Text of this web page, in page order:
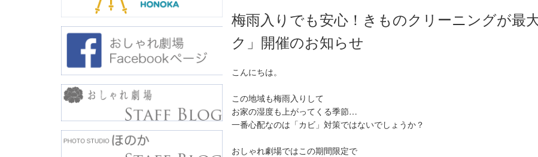
梅雨入りでも安心！きものクリーニングが
ク」開催のお知らせ
こんにちは。
この地域も梅雨入りして
お家の湿度も上がってくる季節…
一番心配なのは「カビ」対策ではないでしょうか？
おしゃれ劇場ではこの期間限定で